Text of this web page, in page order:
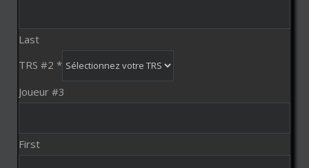
Last
TRS #2 *
Joueur #3
First